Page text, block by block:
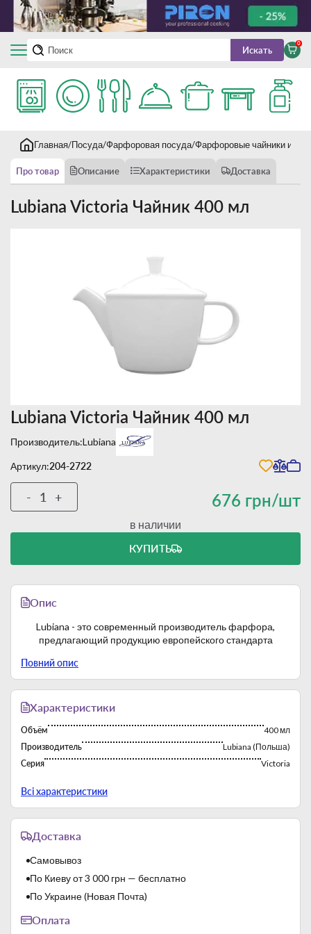
Искать
0
Главная Посуда Фарфоровая посуда Фарфоровые чайники и
Про товар Описание Характеристики Доставка
Lubiana Victoria Чайник 400 мл
Lubiana Victoria Чайник 400 мл
Производитель:Lubiana
Артикул:204-2722
676 грн/шт
- +
в наличии
КУПИТЬ
Опис
Lubiana - это современный производитель фарфора,
предлагающий продукцию европейского стандарта
Фабрика постоянно работает с 1969 года. Многолетний
опыт работы на зарубежных рынках способствует экспорту
продукции бренда. Производственные мощности
Lubiana производит твердый белый фарфор. Применяются
многократные высокотемпературные обжиги:
- второй, так называемый "скорострельная стрельба" -
Повний опис
Характеристики
Объём
400 мл
Производитель
Lubiana (Польша)
Серия
Victoria
Всі характеристики
Доставка
Самовывоз
По Киеву от 3 000 грн — бесплатно
По Украине (Новая Почта)
Оплата